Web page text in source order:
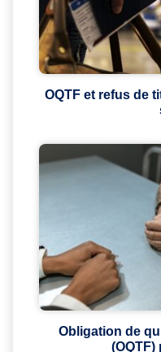
OQTF et refus de
Obligation de